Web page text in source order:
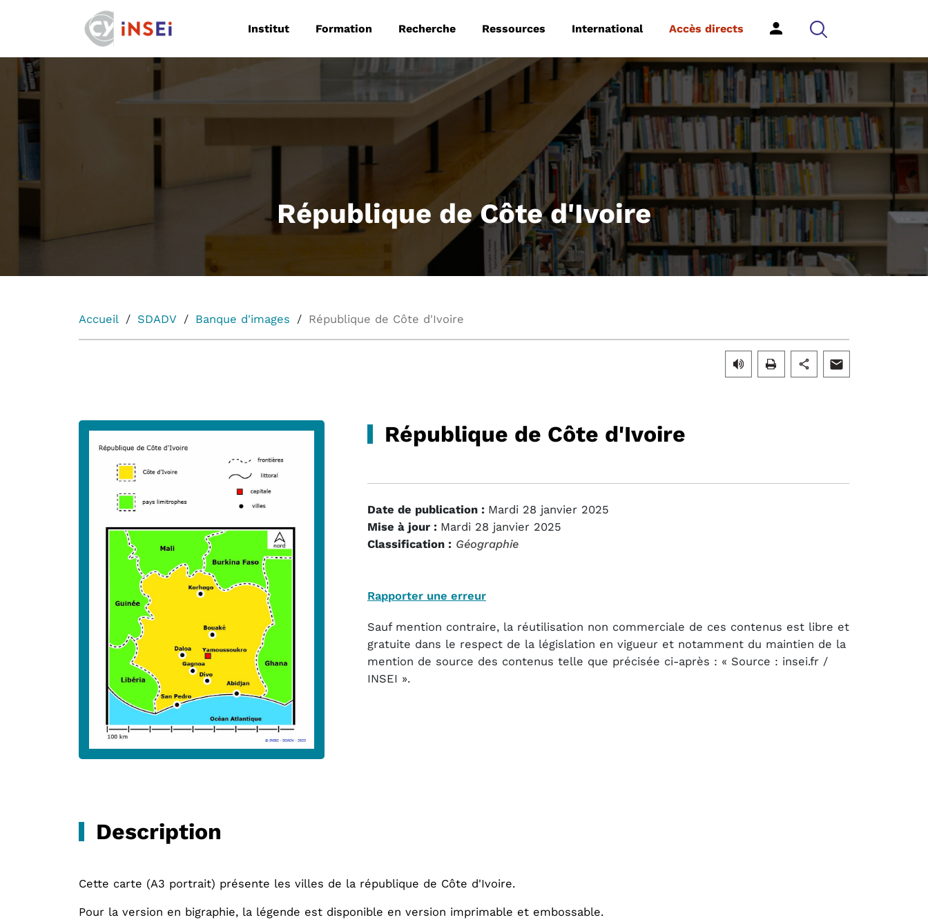
Institut Formation Recherche Ressources International Accès directs
République de Côte d'Ivoire
Accueil SDADV Banque d'images République de Côte d'Ivoire
République de Côte d'Ivoire
Date de publication : Mardi 28 janvier 2025
Mise à jour : Mardi 28 janvier 2025
Classification : Géographie
Rapporter une erreur
Sauf mention contraire, la réutilisation non commerciale de ces contenus est libre et
gratuite dans le respect de la législation en vigueur et notamment du maintien de la
mention de source des contenus telle que précisée ci-après : « Source : insei.fr /
INSEI ».
Description
Cette carte (A3 portrait) présente les villes de la république de Côte d'Ivoire.
Pour la version en bigraphie, la légende est disponible en version imprimable et embossable.